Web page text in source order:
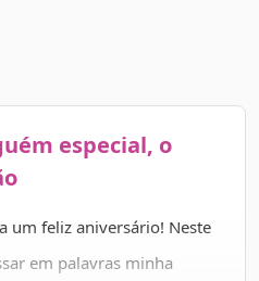
especial, o
um feliz aniversário! Neste
em palavras minha